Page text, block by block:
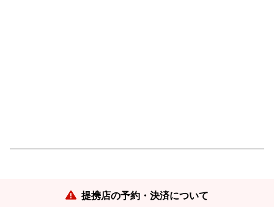
提携店の予約・決済について